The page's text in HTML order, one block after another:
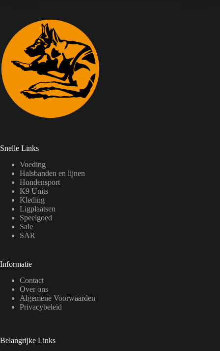
Snelle Links
Voeding
Halsbanden en lijnen
Hondensport
K9 Units
Kleding
Ligplaatsen
Speelgoed
Sale
SAR
Informatie
Contact
Over ons
Algemene Voorwaarden
Privacybeleid
Belangrijke Links